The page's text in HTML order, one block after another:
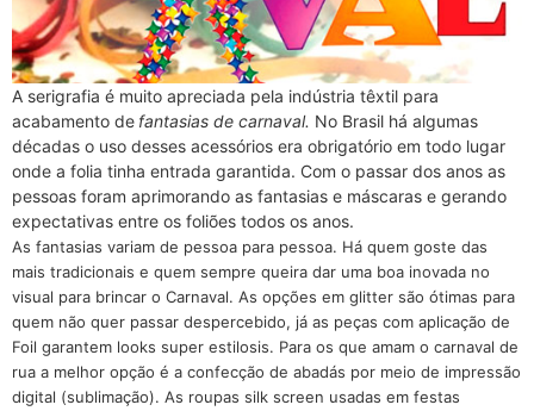
A serigrafia é muito apreciada pela indústria têxtil para
acabamento de fantasias de carnaval. No Brasil há algumas
décadas o uso desses acessórios era obrigatório em todo lugar
onde a folia tinha entrada garantida. Com o passar dos anos as
pessoas foram aprimorando as fantasias e máscaras e gerando
expectativas entre os foliões todos os anos.
As fantasias variam de pessoa para pessoa. Há quem goste das
mais tradicionais e quem sempre queira dar uma boa inovada no
visual para brincar o Carnaval. As opções em glitter são ótimas para
quem não quer passar despercebido, já as peças com aplicação de
Foil garantem looks super estilosis. Para os que amam o carnaval de
rua a melhor opção é a confecção de abadás por meio de impressão
digital (sublimação). As roupas silk screen usadas em festas